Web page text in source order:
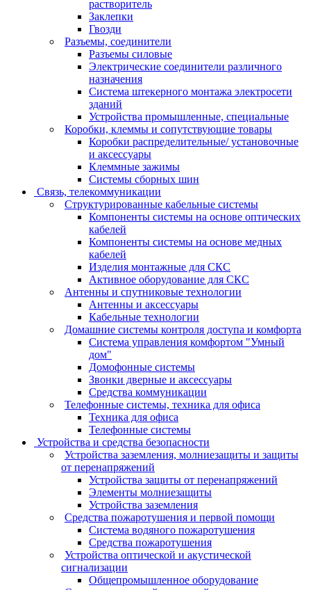
растворитель
Заклепки
Гвозди
Разъемы, соединители
Разъемы силовые
Электрические соединители различного
назначения
Система штекерного монтажа электросети
зданий
Устройства промышленные, специальные
Коробки, клеммы и сопутствующие товары
Коробки распределительные/ установочные
и аксессуары
Клеммные зажимы
Системы сборных шин
Связь, телекоммуникации
Структурированные кабельные системы
Компоненты системы на основе оптических
кабелей
Компоненты системы на основе медных
кабелей
Изделия монтажные для СКС
Активное оборудование для СКС
Антенны и спутниковые технологии
Антенны и аксессуары
Кабельные технологии
Домашние системы контроля доступа и комфорта
Система управления комфортом "Умный
дом"
Домофонные системы
Звонки дверные и аксессуары
Средства коммуникации
Телефонные системы, техника для офиса
Техника для офиса
Телефонные системы
Устройства и средства безопасности
Устройства заземления, молниезащиты и защиты
от перенапряжений
Устройства защиты от перенапряжений
Элементы молниезащиты
Устройства заземления
Средства пожаротушения и первой помощи
Система водяного пожаротушения
Средства пожаротушения
Устройства оптической и акустической
сигнализации
Общепромышленное оборудование